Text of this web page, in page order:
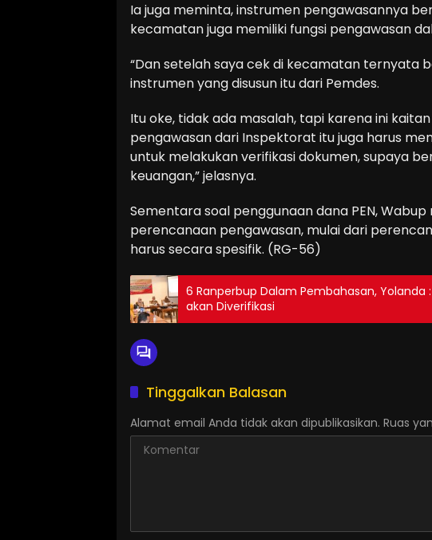
Ia juga meminta, instrumen pengawasannya
kecamatan juga memiliki fungsi pengawasan
“Dan setelah saya cek di kecamatan ternyata
instrumen yang disusun itu dari Pemdes.
Itu oke, tidak ada masalah, tapi karena ini
pengawasan dari Inspektorat itu juga harus
untuk melakukan verifikasi dokumen, supaya
keuangan,” jelasnya.
Sementara soal penggunaan dana PEN,
perencanaan pengawasan, mulai dari
harus secara spesifik. (RG-56)
6 Ranperbup Dalam Pembahasan, Yolanda
akan Diverifikasi
Tinggalkan Balasan
Alamat email Anda tidak akan dipublikasikan. Ruas